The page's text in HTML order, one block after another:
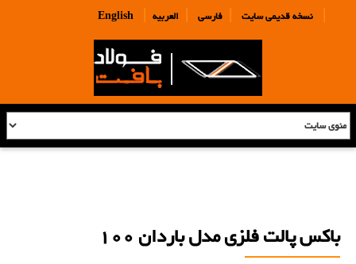
English | نسخه قدیمی سایت| فارسی| العربیه |
باکس پالت فلزی مدل باردان 100